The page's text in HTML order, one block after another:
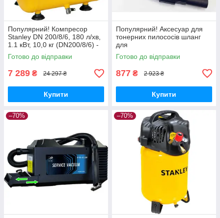
Популярний! Компресор
Stanley DN 200/8/6, 180 л/хв,
1.1 кВт, 10,0 кг (DN200/8/6) -
Краща якість тільки на
Nukleon.com.ua
Готово до відправки
7 289 ₴ 24 297 ₴
Купити
Популярний! Аксесуар для
тонерних пилососів шланг
для
3M/Universal/Washable/Select
VACWDU, струмопровідний
Premium Quality
Готово до відправки
877 ₴ 2 923 ₴
Купити
–70% –70%